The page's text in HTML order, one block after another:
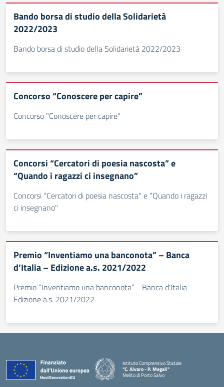
Bando borsa di studio della Solidarietà
2022/2023
Bando borsa di studio della Solidarietà 2022/2023
Concorso “Conoscere per capire”
Concorso "Conoscere per capire"
Concorsi “Cercatori di poesia nascosta” e
“Quando i ragazzi ci insegnano”
Concorsi "Cercatori di poesia nascosta" e "Quando i ragazzi
ci insegnano"
Premio “Inventiamo una banconota” – Banca
d’Italia – Edizione a.s. 2021/2022
Premio “Inventiamo una banconota” - Banca d'Italia -
Edizione a.s. 2021/2022
Istituto Comprensivo Statale
"C. Alvaro - P. Megali"
Melito di Porto Salvo